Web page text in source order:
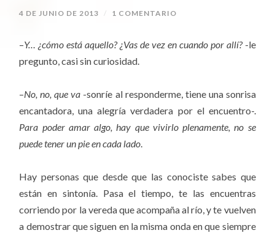
4 DE JUNIO DE 2013 / 1 COMENTARIO
–Y… ¿cómo está aquello? ¿Vas de vez en cuando por allí?-le
pregunto, casi sin curiosidad.
–No, no, que va -sonríe al responderme, tiene una sonrisa
encantadora, una alegría verdadera por el encuentro-.
Para poder amar algo, hay que vivirlo plenamente, no se
puede tener un pie en cada lado.
Hay personas que desde que las conociste sabes que
están en sintonía. Pasa el tiempo, te las encuentras
corriendo por la vereda que acompaña al río, y te vuelven
a demostrar que siguen en la misma onda en que siempre